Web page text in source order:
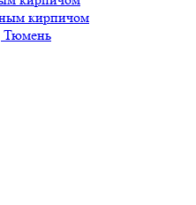
кирпичом
Тюмень